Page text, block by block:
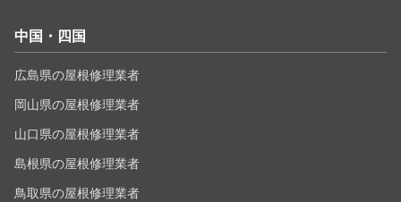
中国・四国
広島県の屋根修理業者
岡山県の屋根修理業者
山口県の屋根修理業者
島根県の屋根修理業者
鳥取県の屋根修理業者